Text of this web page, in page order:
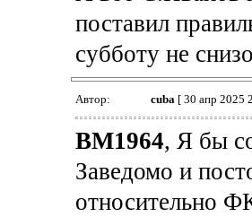
поставил
субботу не
Автор: cuba [ 30 апр 2025
BM1964, Я бы
Заведомо и
относительно